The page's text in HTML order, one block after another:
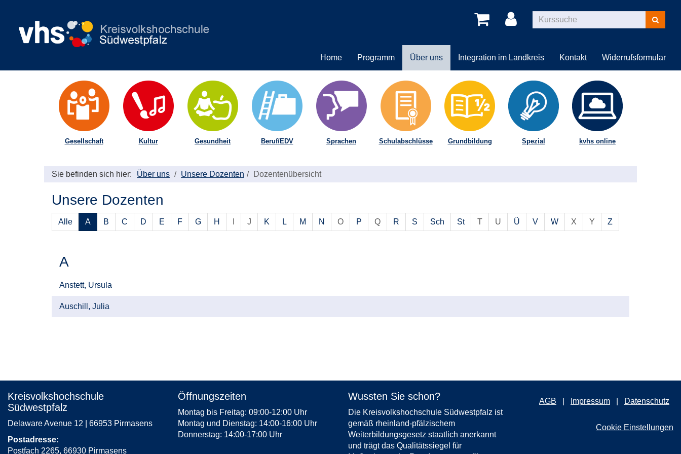
Kurse
suchen
Home Programm Über uns Integration im Landkreis Kontakt Widerrufsformular
Gesellschaft Kultur Gesundheit Beruf/EDV Sprachen Schulabschlüsse Grundbildung Spezial kvhs online
Sie befinden sich hier: Über uns Unsere Dozenten Dozentenübersicht
Unsere Dozenten
Alle A B C D E F G H J K L M N O P Q R S Sch St T U Ü V W X Y Z
A
Anstett, Ursula
Auschill, Julia
Kreisvolkshochschule
Südwestpfalz
Delaware Avenue 12 | 66953 Pirmasens
Postadresse:
Postfach 2265, 66930 Pirmasens
Öffnungszeiten
Montag bis Freitag: 09:00-12:00 Uhr
Montag und Dienstag: 14:00-16:00 Uhr
Donnerstag: 14:00-17:00 Uhr
Wussten Sie schon?
Die Kreisvolkshochschule Südwestpfalz ist
gemäß rheinland-pfälzischem
Weiterbildungsgesetz staatlich anerkannt
und trägt das Qualitätssiegel für
AGB Impressum Datenschutz
Cookie Einstellungen